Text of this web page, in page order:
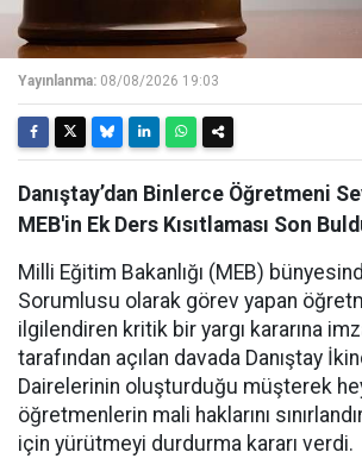
Yayınlanma: 08/08/2026 19:03
Danıştay’dan Binlerce Öğretmeni
MEB'in Ek Ders Kısıtlaması Son
Milli Eğitim Bakanlığı (MEB)
Sorumlusu olarak görev yapan
ilgilendiren kritik bir yargı kararına
tarafından açılan davada Danıştay
Dairelerinin oluşturduğu müşterek
öğretmenlerin mali haklarını
için yürütmeyi durdurma kararı verdi.